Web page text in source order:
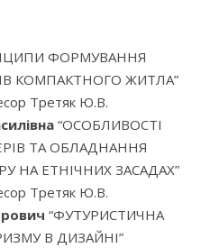
ФОРМУВАННЯ
КОМПАКТНОГО ЖИТЛА”
Третяк Ю.В.
“ОСОБЛИВОСТІ
ТА ОБЛАДНАННЯ
НА ЕТНІЧНИХ ЗАСАДАХ”
Третяк Ю.В.
“ФУТУРИСТИЧНА
В ДИЗАЙНІ”